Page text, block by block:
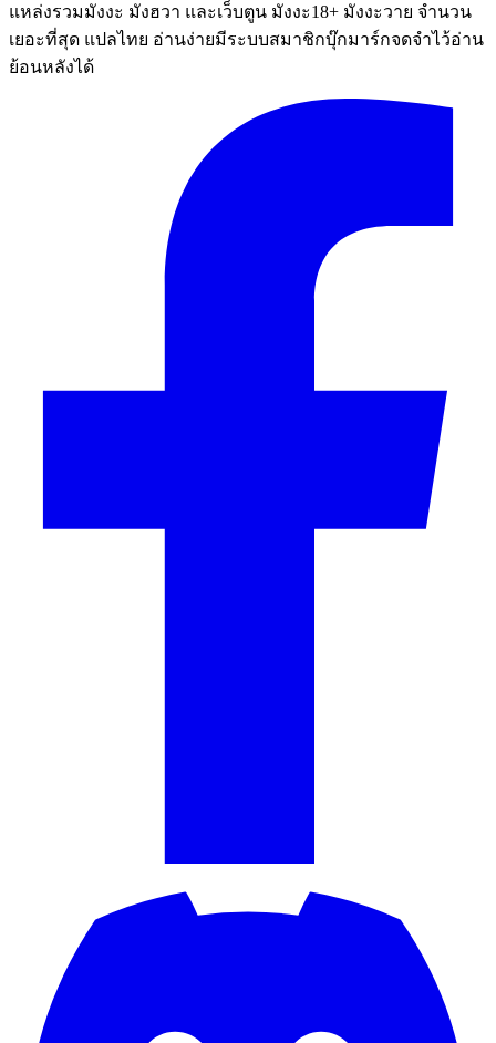
แหล่งรวมมังงะ มังฮวา และเว็บตูน มังงะ18+ มังงะวาย จำนวน
เยอะที่สุด แปลไทย อ่านง่ายมีระบบสมาชิกบุ๊กมาร์กจดจำไว้อ่าน
ย้อนหลังได้